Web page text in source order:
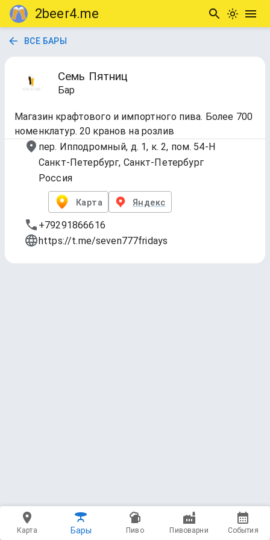
2beer4.me
ВСЕ БАРЫ
Семь Пятниц
Бар
Магазин крафтового и импортного пива. Более 700
номенклатур. 20 кранов на розлив
пер. Ипподромный, д. 1, к. 2, пом. 54-Н
Санкт-Петербург, Санкт-Петербург
Россия
Карта Яндекс
+79291866616
https://t.me/seven777fridays
Карта Бары Пиво Пивоварни События